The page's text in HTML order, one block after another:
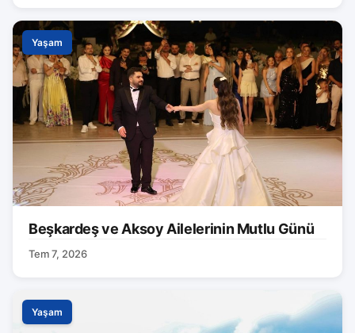
Yaşam
Beşkardeş ve Aksoy Ailelerinin Mutlu Günü
Tem 7, 2026
Yaşam